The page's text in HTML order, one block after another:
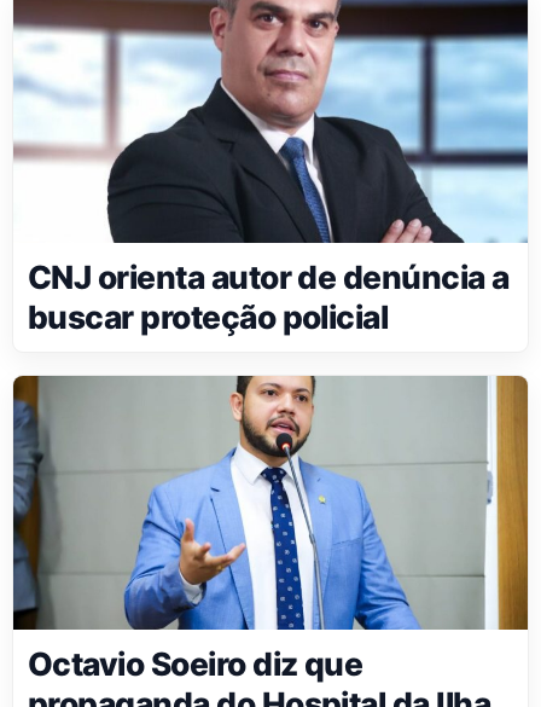
CNJ orienta autor de denúncia a
buscar proteção policial
Octavio Soeiro diz que